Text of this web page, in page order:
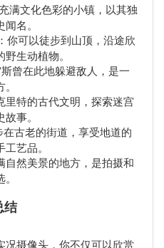
满文化色彩的小镇，以其独
名。
：你可以徒步到山顶，沿途欣
生动植物。
斯曾在此地躲避敌人，是一
里特的古代文明，探索迷宫
事。
在古老的街道，享受地道的
艺品。
自然美景的地方，是拍摄和
结
况摄像头，你不仅可以欣赏